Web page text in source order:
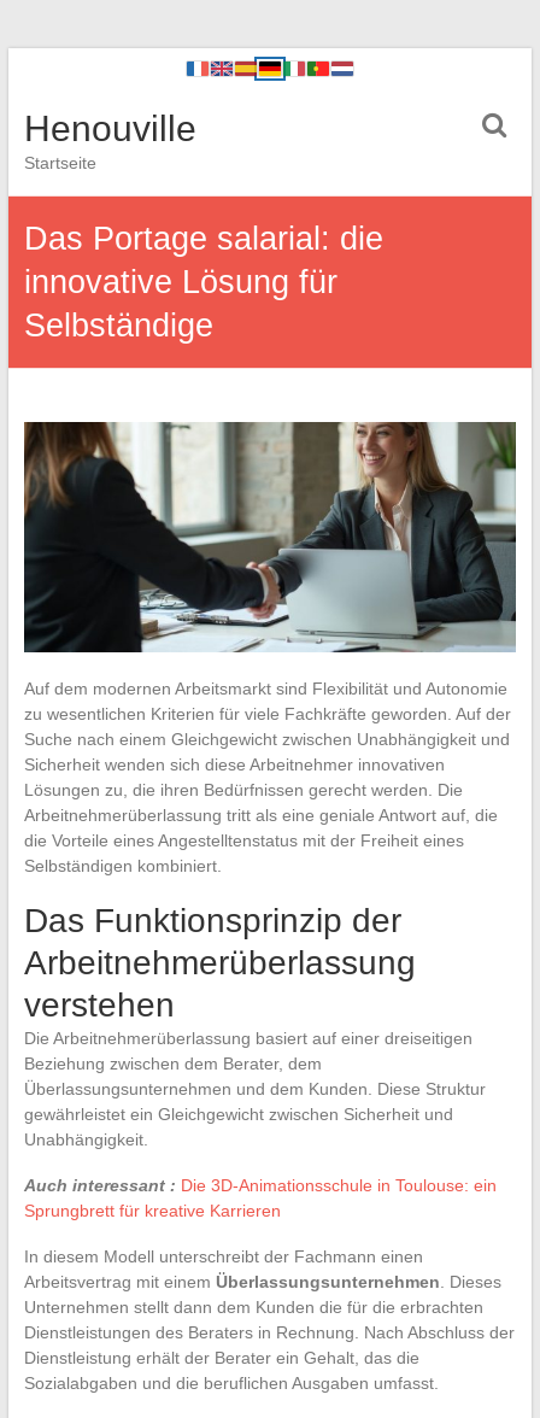
Henouville
Startseite
Das Portage salarial: die
innovative Lösung für
Selbständige
Auf dem modernen Arbeitsmarkt sind Flexibilität und Autonomie
zu wesentlichen Kriterien für viele Fachkräfte geworden. Auf der
Suche nach einem Gleichgewicht zwischen Unabhängigkeit und
Sicherheit wenden sich diese Arbeitnehmer innovativen
Lösungen zu, die ihren Bedürfnissen gerecht werden. Die
Arbeitnehmerüberlassung tritt als eine geniale Antwort auf, die
die Vorteile eines Angestelltenstatus mit der Freiheit eines
Selbständigen kombiniert.
Das Funktionsprinzip der
Arbeitnehmerüberlassung
verstehen
Die Arbeitnehmerüberlassung basiert auf einer dreiseitigen
Beziehung zwischen dem Berater, dem
Überlassungsunternehmen und dem Kunden. Diese Struktur
gewährleistet ein Gleichgewicht zwischen Sicherheit und
Unabhängigkeit.
Auch interessant : Die 3D-Animationsschule in Toulouse: ein
Sprungbrett für kreative Karrieren
In diesem Modell unterschreibt der Fachmann einen
Arbeitsvertrag mit einem Überlassungsunternehmen . Dieses
Unternehmen stellt dann dem Kunden die für die erbrachten
Dienstleistungen des Beraters in Rechnung. Nach Abschluss der
Dienstleistung erhält der Berater ein Gehalt, das die
Sozialabgaben und die beruflichen Ausgaben umfasst.